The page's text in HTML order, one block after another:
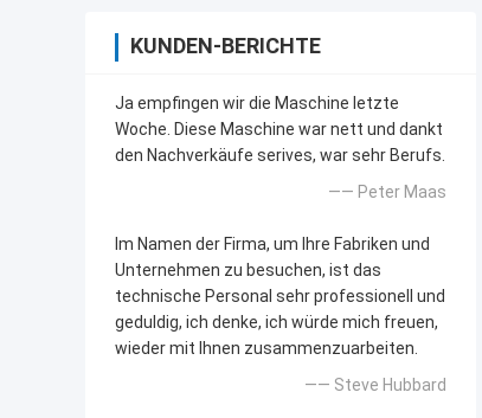
KUNDEN-BERICHTE
Ja empfingen wir die Maschine letzte
Woche. Diese Maschine war nett und dankt
den Nachverkäufe serives, war sehr Berufs.
—— Peter Maas
Im Namen der Firma, um Ihre Fabriken und
Unternehmen zu besuchen, ist das
technische Personal sehr professionell und
geduldig, ich denke, ich würde mich freuen,
wieder mit Ihnen zusammenzuarbeiten.
—— Steve Hubbard